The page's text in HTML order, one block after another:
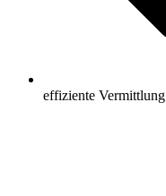
effiziente Vermittlung